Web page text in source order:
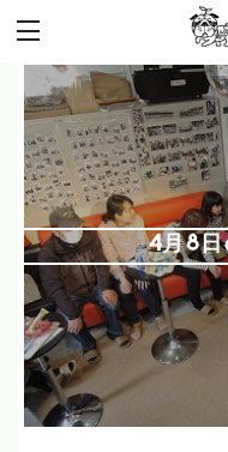
4月8日